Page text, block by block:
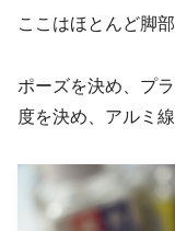
ここはほとんど脚
ポーズを決め、プ
度を決め、アルミ